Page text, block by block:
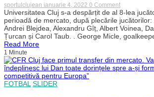
sportulclujean ianuarie 4, 2022 0 Commenton
O
nouă
la
„U”
Micle
s-
a
Universitatea Cluj s-a despărțit de al 8-lea
perioadă de mercato, după plecările jucătorilor:
Andrei Blejdea, Alexandru Gîț, Albert Voinea,
Țurcan și Carol Taub. . George Micle,
Read More
1 Minute
FOTBAL SLIDER